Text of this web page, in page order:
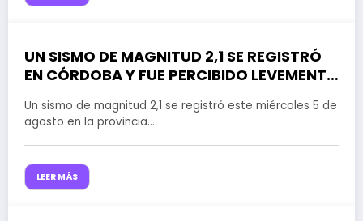
5 de agosto de 2026
UN SISMO DE MAGNITUD 2,1 SE REGISTRÓ
EN CÓRDOBA Y FUE PERCIBIDO LEVEMENTE
Un sismo de magnitud 2,1 se registró este miércoles 5 de
agosto en la provincia…
LEER MÁS